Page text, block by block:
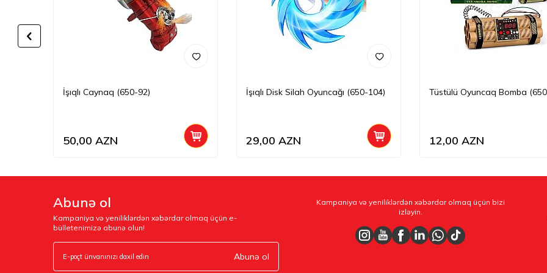
İşıqlı Caynaq (650-92)
50,00 AZN
İşıqlı Disk Silah Oyuncağı (650-104)
29,00 AZN
Tüstülü Oyuncaq Bomba
12,00 AZN
Abunə ol
Kampaniya və yeniliklərdən xəbərdar olmaq üçün e-
bülletenimizə abunə olun!
Abunə ol
Kampaniya və yeniliklərdən xəbərdar olmaq üçün bizi
izləyin.